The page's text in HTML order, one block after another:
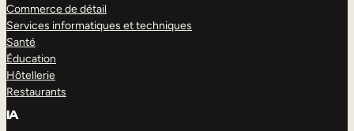
Commerce de détail
Services informatiques et techniques
Santé
Éducation
Hôtellerie
Restaurants
IA